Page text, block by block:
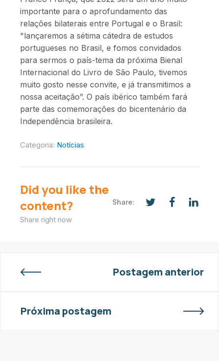
importante para o aprofundamento das
relações bilaterais entre Portugal e o Brasil:
"lançaremos a sétima cátedra de estudos
portugueses no Brasil, e fomos convidados
para sermos o país-tema da próxima Bienal
Internacional do Livro de São Paulo, tivemos
muito gosto nesse convite, e já transmitimos a
nossa aceitação”. O país ibérico também fará
parte das comemorações do bicentenário da
Independência brasileira.
Categoria: Notícias
Did you like the
content?
Share right now
Share:
Postagem anterior
Próxima postagem